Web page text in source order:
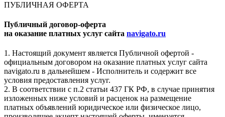
ПУБЛИЧНАЯ ОФЕРТА
Публичный договор-оферта
на оказание платных услуг сайта navigato.ru
1. Настоящий документ является Публичной офертой -
официальным договором на оказание платных услуг сайта
navigato.ru в дальнейшем - Исполнитель и содержит все
условия предоставления услуг.
2. В соответствии с п.2 статьи 437 ГК РФ, в случае принятия
изложенных ниже условий и расценок на размещение
платных объявлений юридическое или физическое лицо,